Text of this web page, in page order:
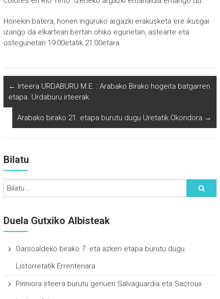
Honekin batera, honen inguruko argazki erakusketa ere ikusgai
izango da elkartean bertan ohiko egunetan, astearte eta
ostegunetan 19:00etatik 21:00etara.
← Irteera URDABURU M.E. : Arabako Birako hogeita batgarren
etapa. Urdaburu irteerak
Arabako birako 21. etapa burutu dugu Uretatik Okondora →
Bilatu
Duela Gutxiko Albisteak
Oarsoaldeko birako 7. eta azken etapa burutu dugu
Listorretatik Errenteriara
Piriniora irteera burutu genuen Salvaguardia eta Sacroux